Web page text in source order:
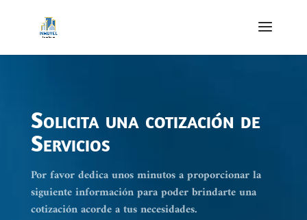
Solicita una cotización de
Servicios
Por favor dedica unos minutos a proporcionar la
siguiente información para poder brindarte una
cotización acorde a tus necesidades.